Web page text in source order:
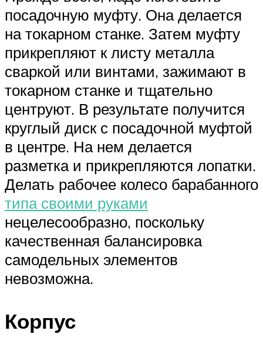
посадочную муфту. Она делается
на токарном станке. Затем муфту
прикрепляют к листу металла
сваркой или винтами, зажимают в
токарном станке и тщательно
центруют. В результате получится
круглый диск с посадочной муфтой
в центре. На нем делается
разметка и прикрепляются лопатки.
Делать рабочее колесо барабанного
типа своими руками
нецелесообразно, поскольку
качественная балансировка
самодельных элементов
невозможна.
Корпус